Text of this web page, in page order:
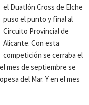
el Duatlón Cross de Elche
puso el punto y final al
Circuito Provincial de
Alicante. Con esta
competición se cerraba el
mes de septiembre se
del Mar. Y en el mes